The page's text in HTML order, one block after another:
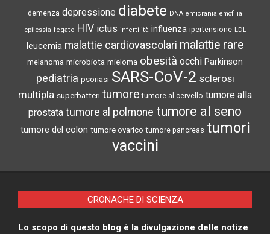
demenza depressione diabete DNA emicrania emofilia
epilessia fegato HIV ictus infertilità influenza ipertensione LDL
leucemia malattie cardiovascolari malattie rare
melanoma microbiota mieloma obesità occhi Parkinson
pediatria psoriasi SARS-CoV-2 sclerosi
multipla superbatteri tumore tumore al cervello tumore alla
prostata tumore al polmone tumore al seno
tumore del colon tumore ovarico tumore pancreas tumori
vaccini
CRONACHE DI SCIENZA
Lo scopo di questo blog è la divulgazione delle notize